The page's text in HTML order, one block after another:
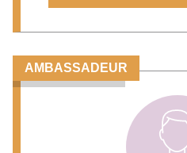
AMBASSADEUR